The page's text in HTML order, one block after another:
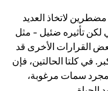
لاتخاذ العديد
تأثيره ضئيل - مثل
القرارات الأخرى قد
في كلتا الحالتين، فإن
سمات مرغوبة،